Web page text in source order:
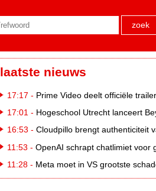
zoek
laatste nieuws
17:17 - Prime Video deelt officiële trailer van L*VE
17:01 - Hogeschool Utrecht lanceert Beyond Campus binnen International
16:53 - Cloudpillo brengt authenticiteit van
11:53 - OpenAI schrapt chatlimiet voor gratis ChatGPT-
11:28 - Meta moet in VS grootste schadevergoeding ooit betalen: 567